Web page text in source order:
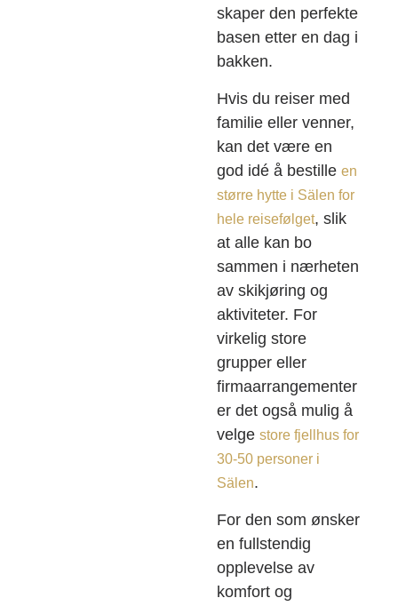
skaper den perfekte
basen etter en dag i
bakken.
Hvis du reiser med
familie eller venner,
kan det være en
god idé å bestille en
større hytte i Sälen for
hele reisefølget, slik
at alle kan bo
sammen i nærheten
av skikjøring og
aktiviteter. For
virkelig store
grupper eller
firmaarrangementer
er det også mulig å
velge store fjellhus for
30-50 personer i
Sälen.
For den som ønsker
en fullstendig
opplevelse av
komfort og